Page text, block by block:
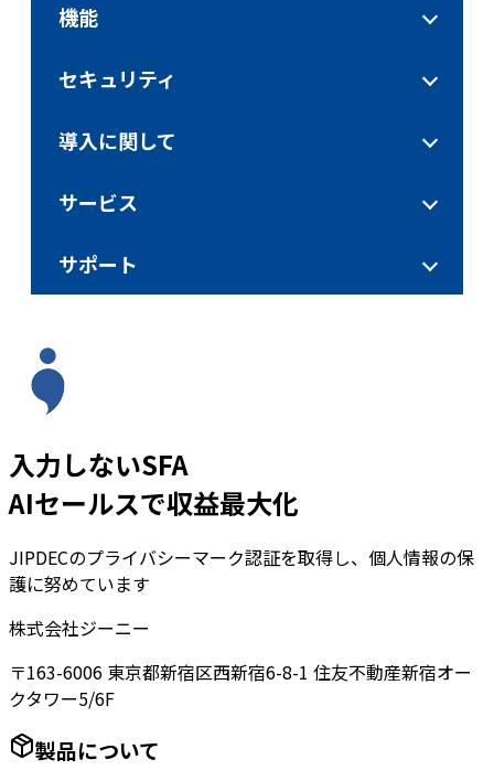
機能
セキュリティ
導入に関して
サービス
サポート
入力しないSFA
AIセールスで収益最大化
JIPDECのプライバシーマーク認証を取得し、個人情報の保
護に努めています
株式会社ジーニー
〒163-6006 東京都新宿区西新宿6-8-1 住友不動産新宿オー
クタワー5/6F
製品について